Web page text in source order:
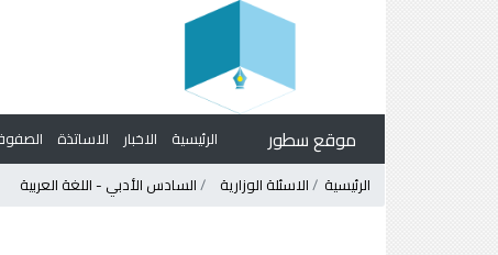
موقع سطور الرئيسية الاخبار الاساتذة
الرئيسية
الاسئلة الوزارية السادس الأدبي - اللغة العربية